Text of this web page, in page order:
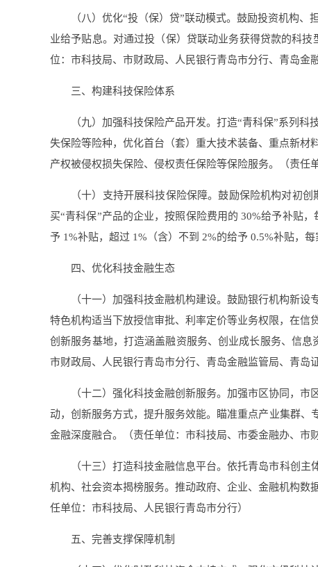
（八）优化“投（保）贷”联动模式。鼓励投资机构
业给予贴息。对通过投（保）贷联动业务获得贷款的科
位：市科技局、市财政局、人民银行青岛市分行、青岛金
三、构建科技保险体系
（九）加强科技保险产品开发。打造“青科保”系列
失保险等险种，优化首台（套）重大技术装备、重点新
产权被侵权损失保险、侵权责任保险等保险服务。（责任
（十）支持开展科技保险保障。鼓励保险机构对初
买“青科保”产品的企业，按照保险费用的 30%给予补贴
予 1%补贴，超过 1%（含）不到 2%的给予 0.5%补贴，
四、优化科技金融生态
（十一）加强科技金融机构建设。鼓励银行机构新
特色机构适当下放授信审批、利率定价等业务权限，在
创新服务基地，打造涵盖融资服务、创业成长服务、信
市财政局、人民银行青岛市分行、青岛金融监管局、青岛
（十二）强化科技金融创新服务。加强市区协同，
动，创新服务方式，提升服务效能。瞄准重点产业集群、
金融深度融合。（责任单位：市科技局、市委金融办、市
（十三）打造科技金融信息平台。依托青岛市科创
机构、社会资本揭榜服务。推动政府、企业、金融机构
任单位：市科技局、人民银行青岛市分行）
五、完善支撑保障机制